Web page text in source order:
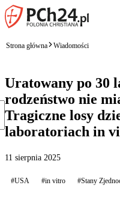
Strona główna Wiadomości
Uratowany po 30
rodzeństwo nie
Tragiczne losy
laboratoriach in
11 sierpnia 2025
#USA #in vitro #Stany